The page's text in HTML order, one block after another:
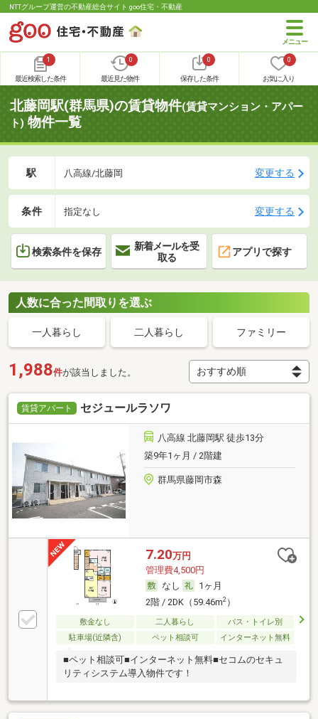
NTTグループ運営の不動産総合サイト goo住宅・不動産
1
最近検索した条件
0
最近見た物件
0
保存した条件
0
お気に入り
北藤岡駅(群馬県)の賃貸物件(賃貸マンション・アパー
ト) 物件一覧
駅 八高線/北藤岡 変更する
条件 指定なし 変更する
検索条件を保存
新着メールを受
取る
アプリで探す
人数に合った間取りを選ぶ
一人暮らし 二人暮らし ファミリー
1,988件が該当しました。
賃貸アパート セジュールラソワ
八高線 北藤岡駅 徒歩13分
築9年1ヶ月 / 2階建
群馬県藤岡市森
7.20万円
管理費4,500円
なし
1ヶ月
2階 / 2DK（59.46m2）
敷金なし 二人暮らし
バス・トイレ別
駐車場(近隣含)
ペット相談可 インターネット無料
■ペット相談可■インターネット無料■セコムのセキュ
リティシステム導入物件です！